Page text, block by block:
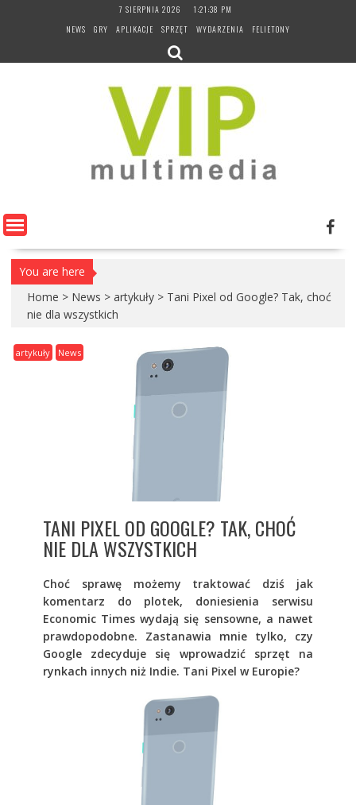
7 SIERPNIA 2026
1:21:38 PM
NEWS
GRY APLIKACJE SPRZĘT WYDARZENIA FELIETONY
You are here
Home > News > artykuły > Tani Pixel od Google? Tak, choć
nie dla wszystkich
artykuły News
TANI PIXEL OD GOOGLE? TAK, CHOĆ
NIE DLA WSZYSTKICH
Choć sprawę możemy traktować dziś jak
komentarz do plotek, doniesienia serwisu
Economic Times wydają się sensowne, a nawet
prawdopodobne. Zastanawia mnie tylko, czy
Google zdecyduje się wprowadzić sprzęt na
rynkach innych niż Indie. Tani Pixel w Europie?